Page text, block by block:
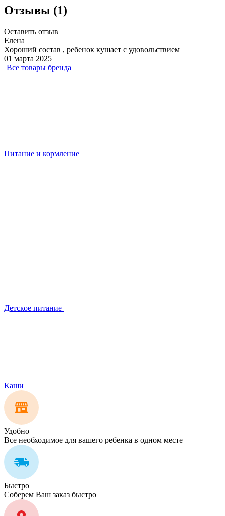
Отзывы (1)
Оставить отзыв
Елена
Хороший состав , ребенок кушает с удовольствием
01 марта 2025
Все товары бренда
Питание и кормление
Детское питание
Каши
Удобно
Все необходимое для вашего ребенка в одном месте
Быстро
Соберем Ваш заказ быстро